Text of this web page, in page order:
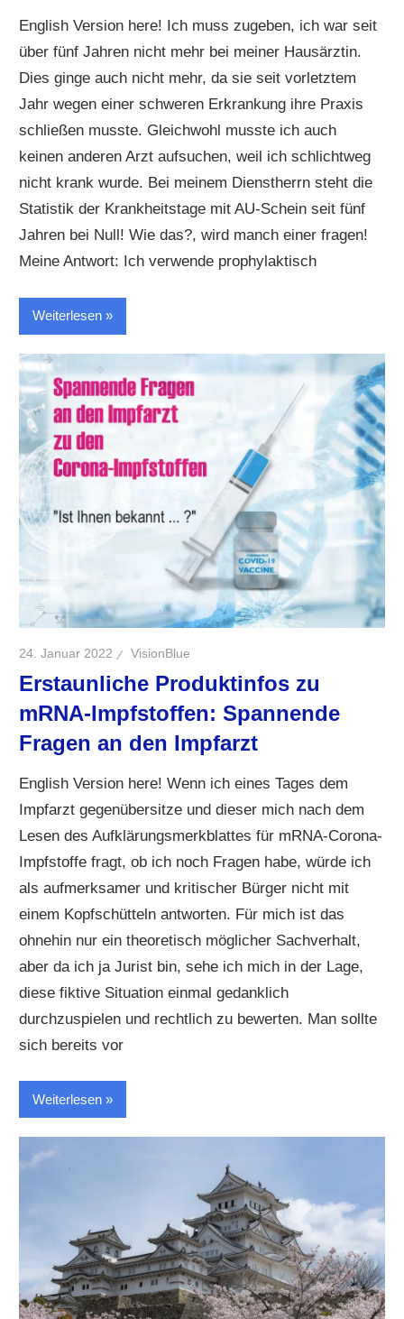
English Version here! Ich muss zugeben, ich war seit
über fünf Jahren nicht mehr bei meiner Hausärztin.
Dies ginge auch nicht mehr, da sie seit vorletztem
Jahr wegen einer schweren Erkrankung ihre Praxis
schließen musste. Gleichwohl musste ich auch
keinen anderen Arzt aufsuchen, weil ich schlichtweg
nicht krank wurde. Bei meinem Dienstherrn steht die
Statistik der Krankheitstage mit AU-Schein seit fünf
Jahren bei Null! Wie das?, wird manch einer fragen!
Meine Antwort: Ich verwende prophylaktisch
Weiterlesen
24. Januar 2022 VisionBlue
Erstaunliche Produktinfos zu
mRNA-Impfstoffen: Spannende
Fragen an den Impfarzt
English Version here! Wenn ich eines Tages dem
Impfarzt gegenübersitze und dieser mich nach dem
Lesen des Aufklärungsmerkblattes für mRNA-Corona-
Impfstoffe fragt, ob ich noch Fragen habe, würde ich
als aufmerksamer und kritischer Bürger nicht mit
einem Kopfschütteln antworten. Für mich ist das
ohnehin nur ein theoretisch möglicher Sachverhalt,
aber da ich ja Jurist bin, sehe ich mich in der Lage,
diese fiktive Situation einmal gedanklich
durchzuspielen und rechtlich zu bewerten. Man sollte
sich bereits vor
Weiterlesen